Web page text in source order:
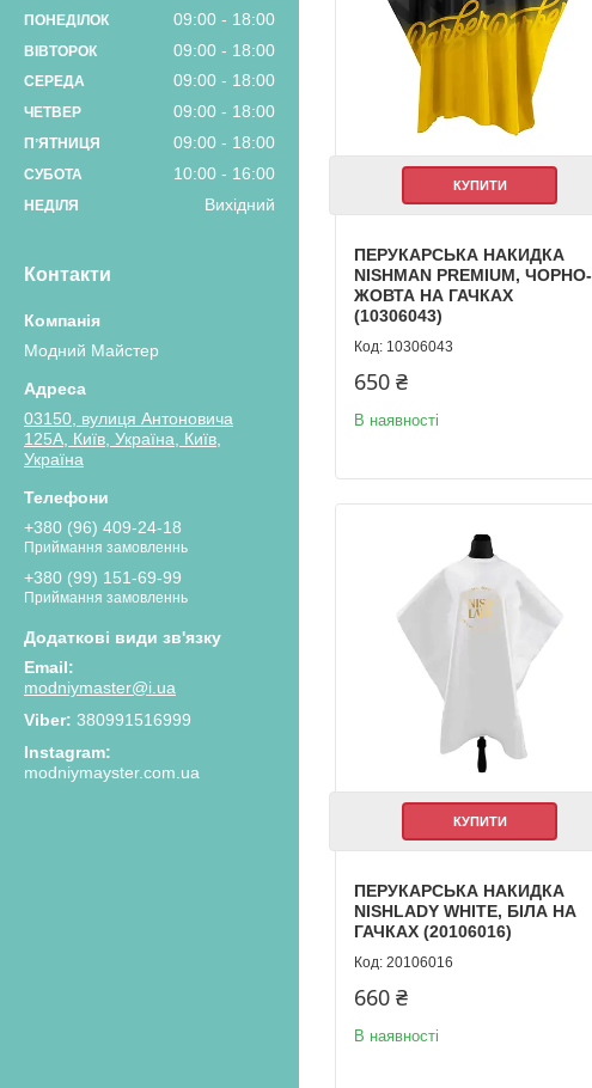
ПОНЕДІЛОК 09:00 18:00
ВІВТОРОК 09:00 18:00
СЕРЕДА 09:00 18:00
ЧЕТВЕР 09:00 18:00
ПʼЯТНИЦЯ 09:00 18:00
СУБОТА 10:00 16:00
НЕДІЛЯ Вихідний
Контакти
Модний Майстер
03150, вулиця Антоновича
125А, Київ, Україна, Київ,
Україна
+380 (96) 409-24-18
Приймання замовленнь
+380 (99) 151-69-99
Приймання замовленнь
modniymaster@i.ua
380991516999
Instagram
modniymayster.com.ua
КУПИТИ
ПЕРУКАРСЬКА НАКИДКА
NISHMAN PREMIUM, ЧОРНО-
ЖОВТА НА ГАЧКАХ
(10306043)
10306043
650 ₴
В наявності
КУПИТИ
ПЕРУКАРСЬКА НАКИДКА
NISHLADY WHITE, БІЛА НА
ГАЧКАХ (20106016)
20106016
660 ₴
В наявності